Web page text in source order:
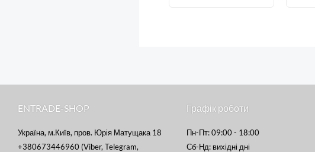
ENTRADE-SHOP
Україна, м.Київ, пров. Юрія Матущака 18
+380673446960 (Viber, Telegram,
Графік роботи
Пн-Пт: 09:00 - 18:00
Сб-Нд: вихідні дні